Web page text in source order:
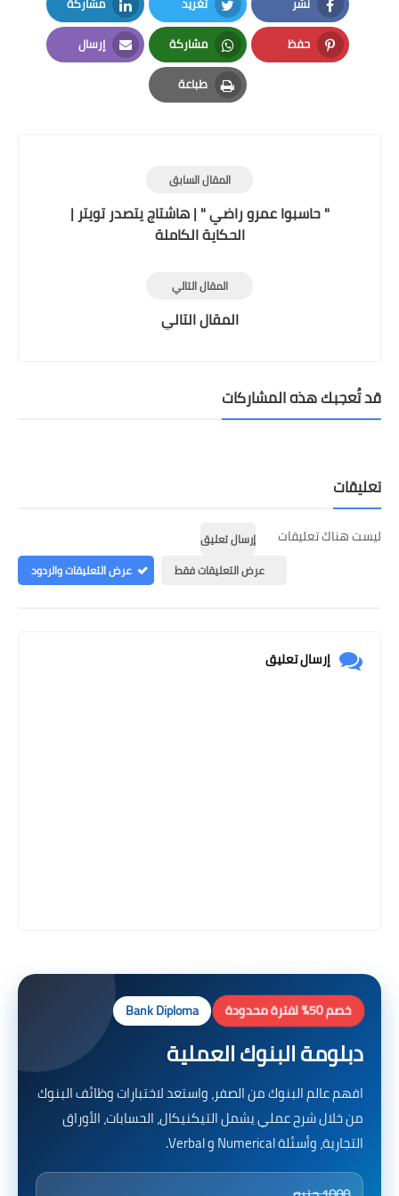
Facebook
Twitter
LinkedIn
حفظ
Pinterest
مشاركة
Whatsapp
إرسال
Email
طباعة
Print
المقال السابق
" حاسبوا عمرو راضي " | هاشتاج يتصدر تويتر |
الحكاية الكاملة
المقال التالي
المقال التالي
قد تُعجبك هذه المشاركات
تعليقات
ليست هناك تعليقات
إرسال تعليق
عرض التعليقات فقط
عرض التعليقات والردود
إرسال تعليق
خصم 50% لفترة محدودة Bank Diploma
دبلومة البنوك العملية
افهم عالم البنوك من الصفر، واستعد لاختبارات وظائف البنوك
من خلال شرح عملي يشمل التيكنيكال، الحسابات، الأوراق
التجارية، وأسئلة Numerical و Verbal.